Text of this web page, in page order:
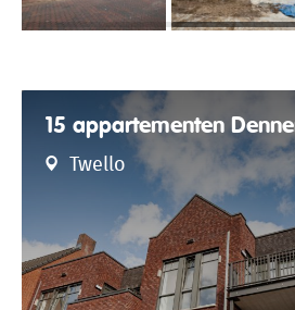
15 appartementen
Twello